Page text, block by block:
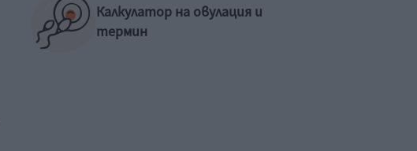
Калкулатор на овулация и
термин